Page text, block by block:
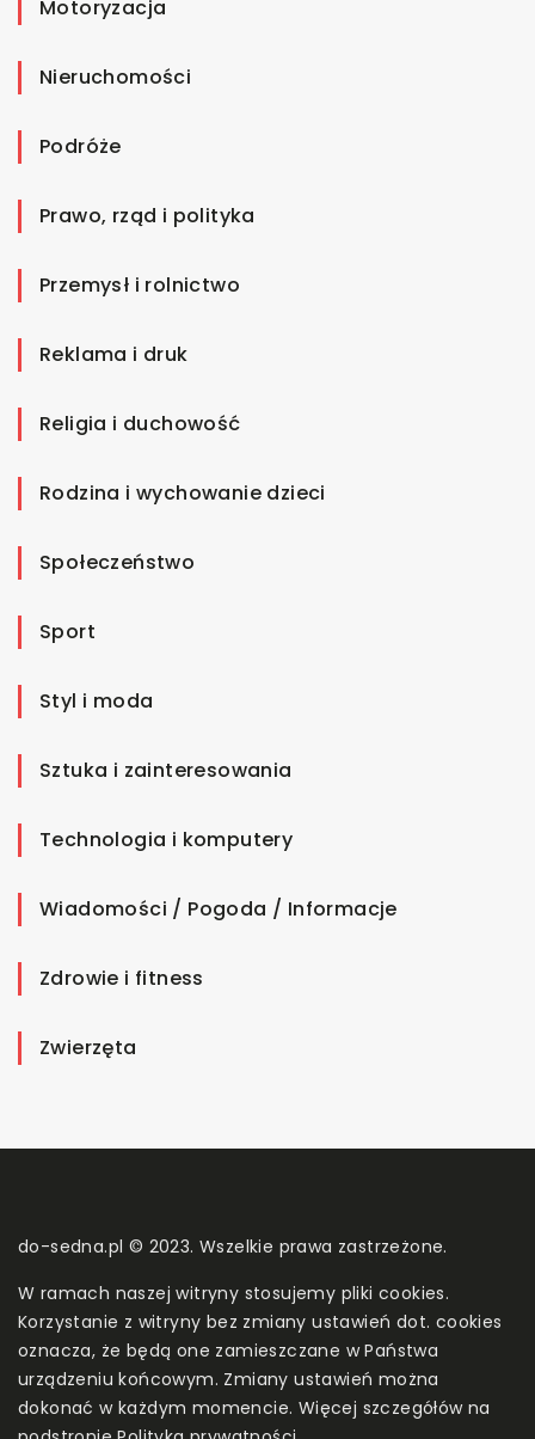
Motoryzacja
Nieruchomości
Podróże
Prawo, rząd i polityka
Przemysł i rolnictwo
Reklama i druk
Religia i duchowość
Rodzina i wychowanie dzieci
Społeczeństwo
Sport
Styl i moda
Sztuka i zainteresowania
Technologia i komputery
Wiadomości / Pogoda / Informacje
Zdrowie i fitness
Zwierzęta
do-sedna.pl © 2023. Wszelkie prawa zastrzeżone.
W ramach naszej witryny stosujemy pliki cookies.
Korzystanie z witryny bez zmiany ustawień dot. cookies
oznacza, że będą one zamieszczane w Państwa
urządzeniu końcowym. Zmiany ustawień można
dokonać w każdym momencie. Więcej szczegółów na